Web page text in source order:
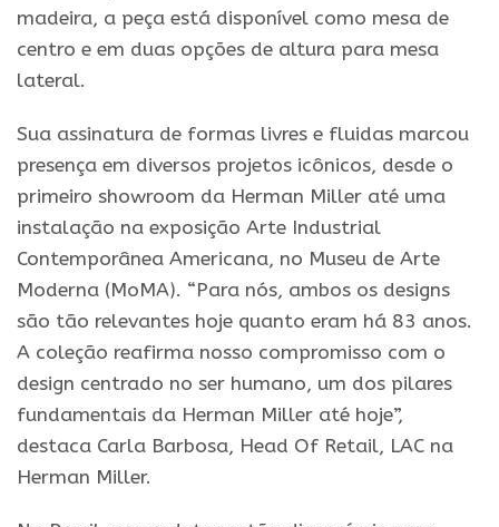
madeira, a peça está disponível como mesa de
centro e em duas opções de altura para mesa
lateral.
Sua assinatura de formas livres e fluidas marcou
presença em diversos projetos icônicos, desde o
primeiro showroom da Herman Miller até uma
instalação na exposição Arte Industrial
Contemporânea Americana, no Museu de Arte
Moderna (MoMA). “Para nós, ambos os designs
são tão relevantes hoje quanto eram há 83 anos.
A coleção reafirma nosso compromisso com o
design centrado no ser humano, um dos pilares
fundamentais da Herman Miller até hoje”,
destaca Carla Barbosa, Head Of Retail, LAC na
Herman Miller.